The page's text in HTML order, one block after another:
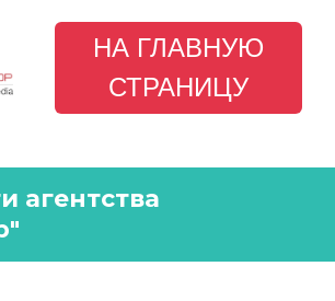
НА ГЛАВНУЮ
СТРАНИЦУ
агентства